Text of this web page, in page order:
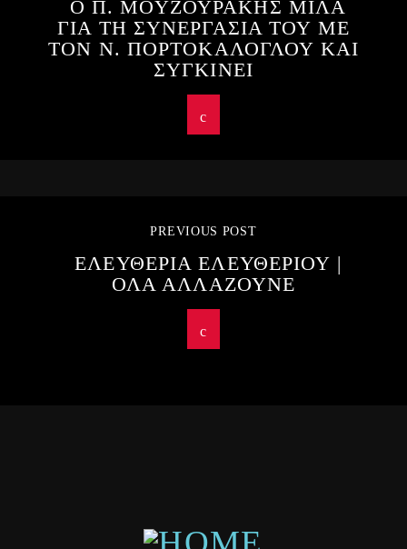
Ο Π. ΜΟΥΖΟΥΡΑΚΗΣ ΜΙΛΑ
ΓΙΑ ΤΗ ΣΥΝΕΡΓΑΣΙΑ ΤΟΥ ΜΕ
ΤΟΝ Ν. ΠΟΡΤΟΚΑΛΟΓΛΟΥ ΚΑΙ
ΣΥΓΚΙΝΕΙ
PREVIOUS POST
ΕΛΕΥΘΕΡΙΑ ΕΛΕΥΘΕΡΙΟΥ |
ΟΛΑ ΑΛΛΑΖΟΥΝΕ